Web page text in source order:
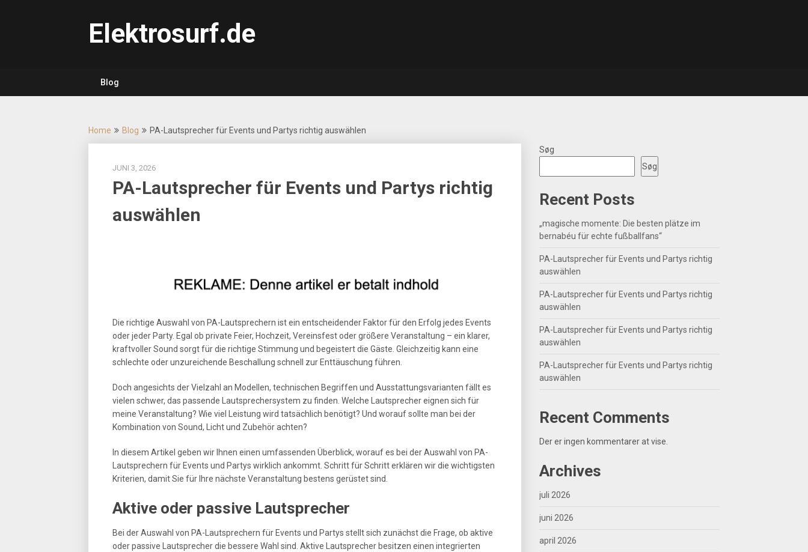
Elektrosurf.de
Blog
Home Blog PA-Lautsprecher für Events und Partys richtig auswählen
JUNI 3, 2026
PA-Lautsprecher für Events und Partys richtig
auswählen
Die richtige Auswahl von PA-Lautsprechern ist ein entscheidender Faktor für den Erfolg jedes Events
oder jeder Party. Egal ob private Feier, Hochzeit, Vereinsfest oder größere Veranstaltung – ein klarer,
kraftvoller Sound sorgt für die richtige Stimmung und begeistert die Gäste. Gleichzeitig kann eine
schlechte oder unzureichende Beschallung schnell zur Enttäuschung führen.
Doch angesichts der Vielzahl an Modellen, technischen Begriffen und Ausstattungsvarianten fällt es
vielen schwer, das passende Lautsprechersystem zu finden. Welche Lautsprecher eignen sich für
meine Veranstaltung? Wie viel Leistung wird tatsächlich benötigt? Und worauf sollte man bei der
Kombination von Sound, Licht und Zubehör achten?
In diesem Artikel geben wir Ihnen einen umfassenden Überblick, worauf es bei der Auswahl von PA-
Lautsprechern für Events und Partys wirklich ankommt. Schritt für Schritt erklären wir die wichtigsten
Kriterien, damit Sie für Ihre nächste Veranstaltung bestens gerüstet sind.
Aktive oder passive Lautsprecher
Bei der Auswahl von PA-Lautsprechern für Events und Partys stellt sich zunächst die Frage, ob aktive
oder passive Lautsprecher die bessere Wahl sind. Aktive Lautsprecher besitzen einen integrierten
Søg
Søg
Recent Posts
„magische momente: Die besten plätze im
bernabéu für echte fußballfans“
PA-Lautsprecher für Events und Partys richtig
auswählen
PA-Lautsprecher für Events und Partys richtig
auswählen
PA-Lautsprecher für Events und Partys richtig
auswählen
PA-Lautsprecher für Events und Partys richtig
auswählen
Recent Comments
Der er ingen kommentarer at vise.
Archives
juli 2026
juni 2026
april 2026